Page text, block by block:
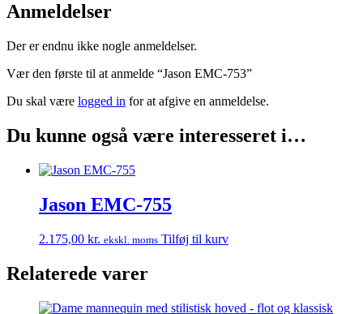
Anmeldelser
Der er endnu ikke nogle anmeldelser.
Vær den første til at anmelde “Jason EMC-753”
Du skal være logged in for at afgive en anmeldelse.
Du kunne også være interesseret i…
Jason EMC-755
2.175,00 kr. ekskl. moms Tilføj til kurv
Relaterede varer